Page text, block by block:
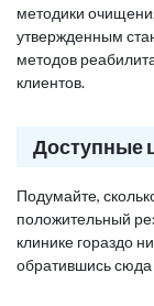
методики
утвержденным
методов
клиентов.
Доступные
Подумайте,
положительный
клинике гораздо
обратившись